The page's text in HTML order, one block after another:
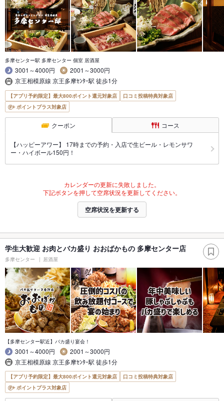
多摩センター駅 多摩センター 個室 居酒屋
3001～4000円
2001～3000円
京王相模原線 京王多摩ｾﾝﾀｰ駅 徒歩1分
【アプリ予約限定】最大800ポイント還元対象店
口コミ投稿特典対象店
ポイントプラス対象店
クーポン コース
【ハッピーアワー】 17時までの予約・入店で生ビール・レモンサワ
ー・ハイボール150円！
カレンダーの更新に失敗しました。
下記ボタンを押して空席状況を更新してください。
空席状況を更新する
学生大歓迎 お肉とバカ盛り おおばかもの 多摩センター店
多摩センター 居酒屋
【多摩センター駅近】バカ盛り宴会！
3001～4000円
2001～3000円
京王相模原線 京王多摩ｾﾝﾀｰ駅 徒歩1分
【アプリ予約限定】最大800ポイント還元対象店
口コミ投稿特典対象店
ポイントプラス対象店